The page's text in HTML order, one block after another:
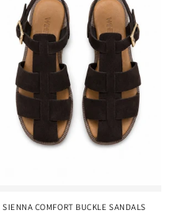
SIENNA COMFORT BUCKLE SANDALS